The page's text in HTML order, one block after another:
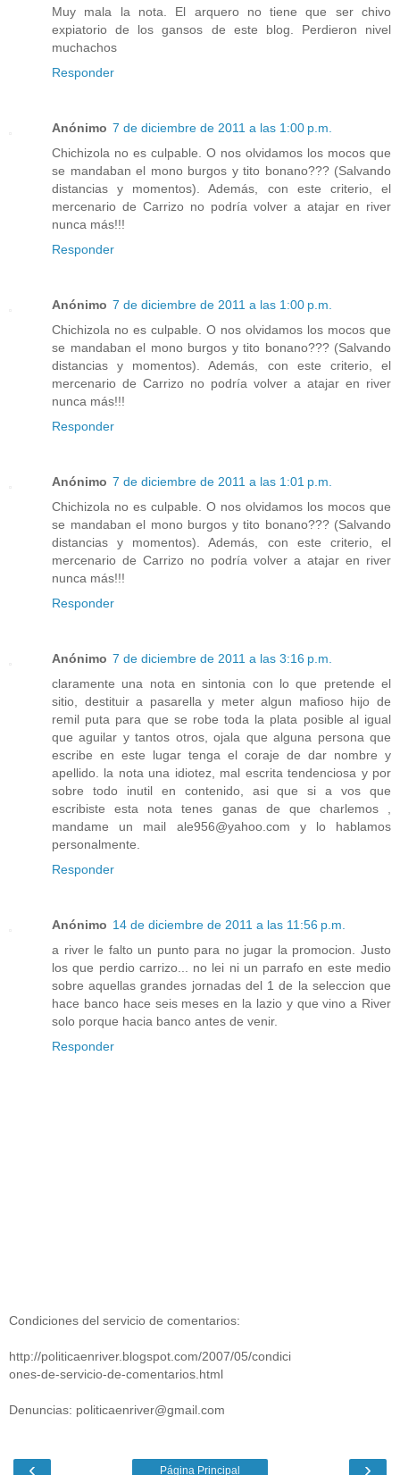
Muy mala la nota. El arquero no tiene que ser chivo
expiatorio de los gansos de este blog. Perdieron nivel
muchachos
Responder
Anónimo 7 de diciembre de 2011 a las 1:00 p.m.
Chichizola no es culpable. O nos olvidamos los mocos que
se mandaban el mono burgos y tito bonano??? (Salvando
distancias y momentos). Además, con este criterio, el
mercenario de Carrizo no podría volver a atajar en river
nunca más!!!
Responder
Anónimo 7 de diciembre de 2011 a las 1:00 p.m.
Chichizola no es culpable. O nos olvidamos los mocos que
se mandaban el mono burgos y tito bonano??? (Salvando
distancias y momentos). Además, con este criterio, el
mercenario de Carrizo no podría volver a atajar en river
nunca más!!!
Responder
Anónimo 7 de diciembre de 2011 a las 1:01 p.m.
Chichizola no es culpable. O nos olvidamos los mocos que
se mandaban el mono burgos y tito bonano??? (Salvando
distancias y momentos). Además, con este criterio, el
mercenario de Carrizo no podría volver a atajar en river
nunca más!!!
Responder
Anónimo 7 de diciembre de 2011 a las 3:16 p.m.
claramente una nota en sintonia con lo que pretende el
sitio, destituir a pasarella y meter algun mafioso hijo de
remil puta para que se robe toda la plata posible al igual
que aguilar y tantos otros, ojala que alguna persona que
escribe en este lugar tenga el coraje de dar nombre y
apellido. la nota una idiotez, mal escrita tendenciosa y por
sobre todo inutil en contenido, asi que si a vos que
escribiste esta nota tenes ganas de que charlemos ,
mandame un mail ale956@yahoo.com y lo hablamos
personalmente.
Responder
Anónimo 14 de diciembre de 2011 a las 11:56 p.m.
a river le falto un punto para no jugar la promocion. Justo
los que perdio carrizo... no lei ni un parrafo en este medio
sobre aquellas grandes jornadas del 1 de la seleccion que
hace banco hace seis meses en la lazio y que vino a River
solo porque hacia banco antes de venir.
Responder
Condiciones del servicio de comentarios:
http://politicaenriver.blogspot.com/2007/05/condici
ones-de-servicio-de-comentarios.html
Denuncias: politicaenriver@gmail.com
‹ ›
Página Principal